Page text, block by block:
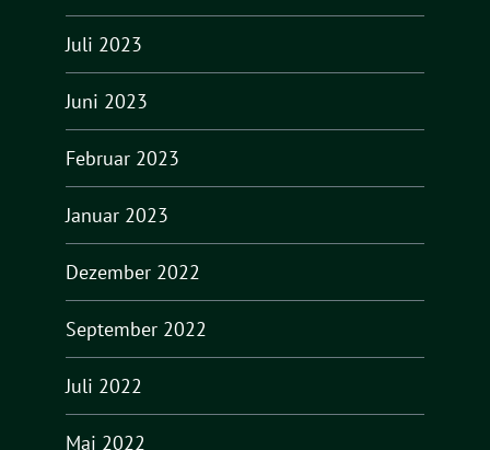
Juli 2023
Juni 2023
Februar 2023
Januar 2023
Dezember 2022
September 2022
Juli 2022
Mai 2022